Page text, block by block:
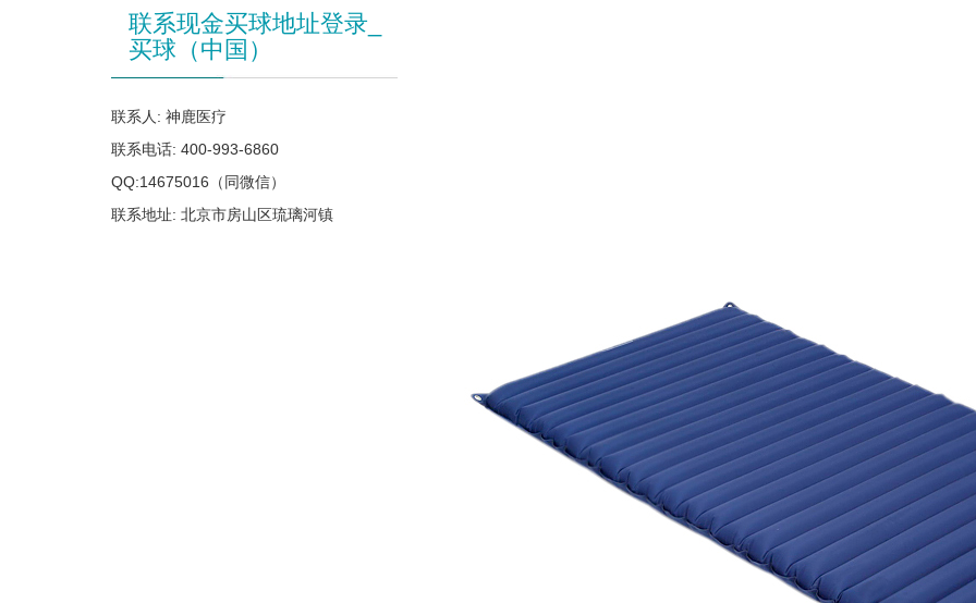
联系现金买球地址登录_
买球（中国）
联系人: 神鹿医疗
联系电话: 400-993-6860
QQ:14675016（同微信）
联系地址: 北京市房山区琉璃河镇